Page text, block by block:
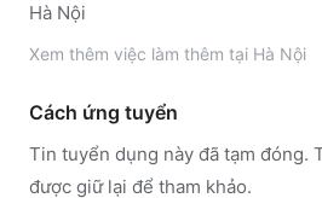
Hà Nội
Xem thêm việc làm thêm tại Hà Nội
Cách ứng tuyển
Tin tuyển dụng này đã tạm đóng.
được giữ lại để tham khảo.